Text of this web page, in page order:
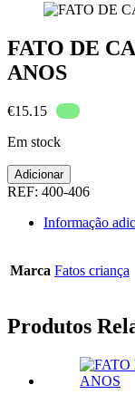
FATO DE
ANOS
€15.15
Em stock
Quantidade
de
7-
Adicionar
REF: 400-406
Informação
Marca Fatos criança
Produtos